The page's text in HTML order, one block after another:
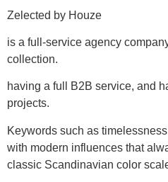
Zelected by Houze
is a full-service agency
collection.
having a full B2B service, and
projects.
Keywords such as
with modern influences that
classic Scandinavian color